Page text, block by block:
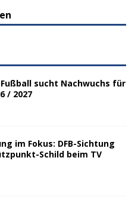
sucht Nachwuchs für
/ 2027
im Fokus: DFB-Sichtung
Schild beim TV